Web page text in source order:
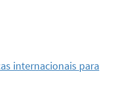
internacionais para